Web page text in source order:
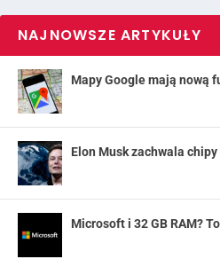
NAJNOWSZE ARTYKUŁY
Mapy Google mają nową
Elon Musk zachwala chipy
Microsoft i 32 GB RAM?